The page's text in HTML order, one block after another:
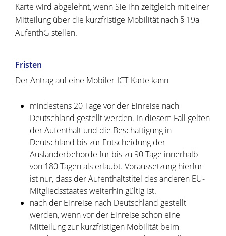
Karte wird abgelehnt, wenn Sie ihn zeitgleich mit einer
Mitteilung über die kurzfristige Mobilität nach § 19a
AufenthG stellen.
Fristen
Der Antrag auf eine Mobiler-ICT-Karte kann
mindestens 20 Tage vor der Einreise nach
Deutschland gestellt werden. In diesem Fall gelten
der Aufenthalt und die Beschäftigung in
Deutschland bis zur Entscheidung der
Ausländerbehörde für bis zu 90 Tage innerhalb
von 180 Tagen als erlaubt. Voraussetzung hierfür
ist nur, dass der Aufenthaltstitel des anderen EU-
Mitgliedsstaates weiterhin gültig ist.
nach der Einreise nach Deutschland gestellt
werden, wenn vor der Einreise schon eine
Mitteilung zur kurzfristigen Mobilität beim